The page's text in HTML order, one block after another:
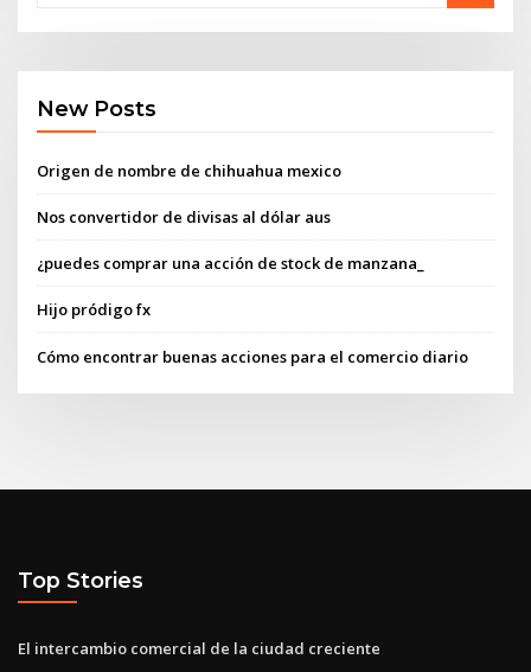
New Posts
Origen de nombre de chihuahua mexico
Nos convertidor de divisas al dólar aus
¿puedes comprar una acción de stock de manzana_
Hijo pródigo fx
Cómo encontrar buenas acciones para el comercio diario
Top Stories
El intercambio comercial de la ciudad creciente